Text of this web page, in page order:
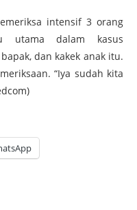
intensif 3 orang
utama dalam kasus
dan kakek anak itu.
“Iya sudah kita